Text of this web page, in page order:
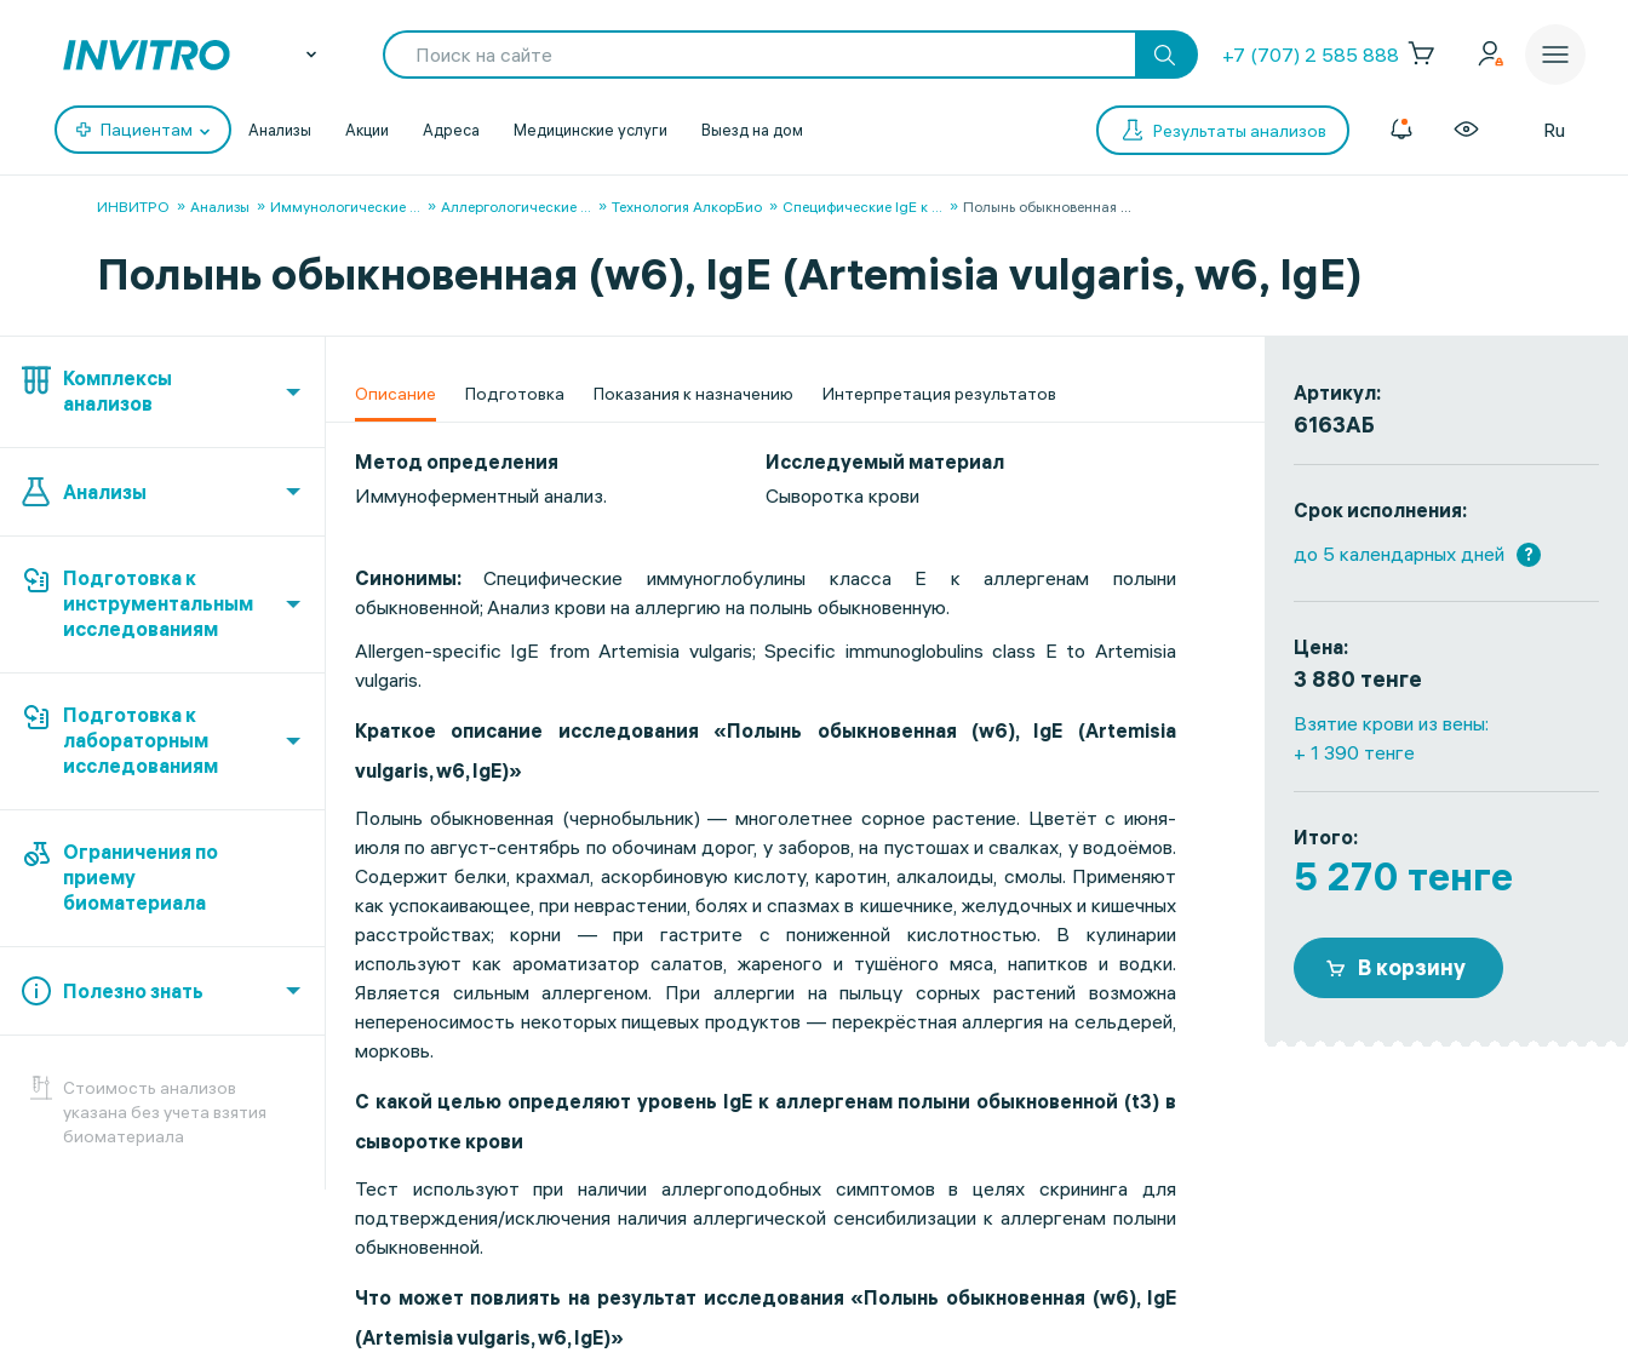
+7 (707) 2 585 888
Пациентам Анализы Акции Адреса Медицинские услуги Выезд на дом Результаты анализов Ru
ИНВИТРО Анализы Иммунологические ... Аллергологические ... Технология АлкорБио Специфические IgE к ... Полынь обыкновенная ...
Полынь обыкновенная (w6), IgE (Artemisia vulgaris, w6, IgE)
Комплексы
анализов
Анализы
Подготовка к
инструментальным
исследованиям
Подготовка к
лабораторным
исследованиям
Ограничения по
приему
биоматериала
Полезно знать
Cтоимость анализов
указана без учета взятия
биоматериала
Артикул:
6163АБ
Срок исполнения:
до 5 календарных дней
?
Цена:
3 880 тенге
Взятие крови из вены:
+ 1 390 тенге
Итого:
5 270 тенге
В корзину
Описание Подготовка Показания к назначению Интерпретация результатов
Метод определения
Иммуноферментный анализ.
Исследуемый материал
Сыворотка крови
Синонимы:Специфические иммуноглобулины класса Е к аллергенам полыни
обыкновенной; Анализ крови на аллергию на полынь обыкновенную.
Allergen-specific IgE from Artemisia vulgaris; Specific immunoglobulins class E to Artemisia
vulgaris.
Краткое описание исследования «Полынь обыкновенная (w6), IgE (Artemisia
vulgaris, w6, IgE)»
Полынь обыкновенная (чернобыльник) — многолетнее сорное растение. Цветёт с июня-
июля по август-сентябрь по обочинам дорог, у заборов, на пустошах и свалках, у водоёмов.
Содержит белки, крахмал, аскорбиновую кислоту, каротин, алкалоиды, смолы. Применяют
как успокаивающее, при неврастении, болях и спазмах в кишечнике, желудочных и кишечных
расстройствах; корни — при гастрите с пониженной кислотностью. В кулинарии
используют как ароматизатор салатов, жареного и тушёного мяса, напитков и водки.
Является сильным аллергеном. При аллергии на пыльцу сорных растений возможна
непереносимость некоторых пищевых продуктов — перекрёстная аллергия на сельдерей,
морковь.
С какой целью определяют уровень IgE к аллергенам полыни обыкновенной (t3) в
сыворотке крови
Тест используют при наличии аллергоподобных симптомов в целях скрининга для
подтверждения/исключения наличия аллергической сенсибилизации к аллергенам полыни
обыкновенной.
Что может повлиять на результат исследования «Полынь обыкновенная (w6), IgE
(Artemisia vulgaris, w6, IgE)»